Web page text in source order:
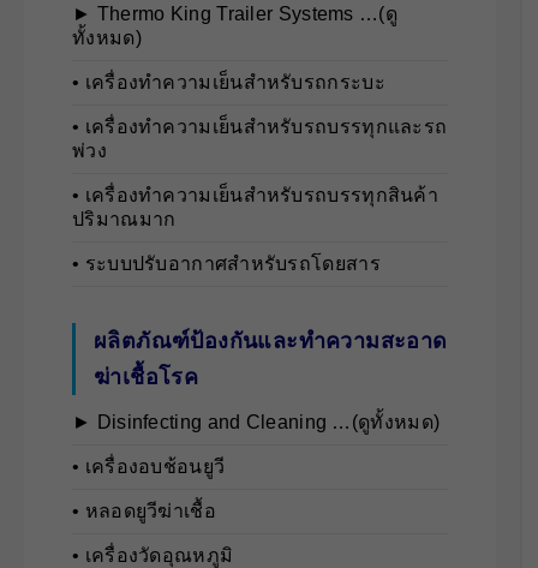
► Thermo King Trailer Systems …(ดู
ทั้งหมด)
• เครื่องทำความเย็นสำหรับรถกระบะ
• เครื่องทำความเย็นสำหรับรถบรรทุกและรถ
พ่วง
• เครื่องทำความเย็นสำหรับรถบรรทุกสินค้า
ปริมาณมาก
• ระบบปรับอากาศสำหรับรถโดยสาร
ผลิตภัณฑ์ป้องกันและทำความสะอาด
ฆ่าเชื้อโรค
► Disinfecting and Cleaning …(ดูทั้งหมด)
• เครื่องอบช้อนยูวี
• หลอดยูวีฆ่าเชื้อ
• เครื่องวัดอุณหภูมิ